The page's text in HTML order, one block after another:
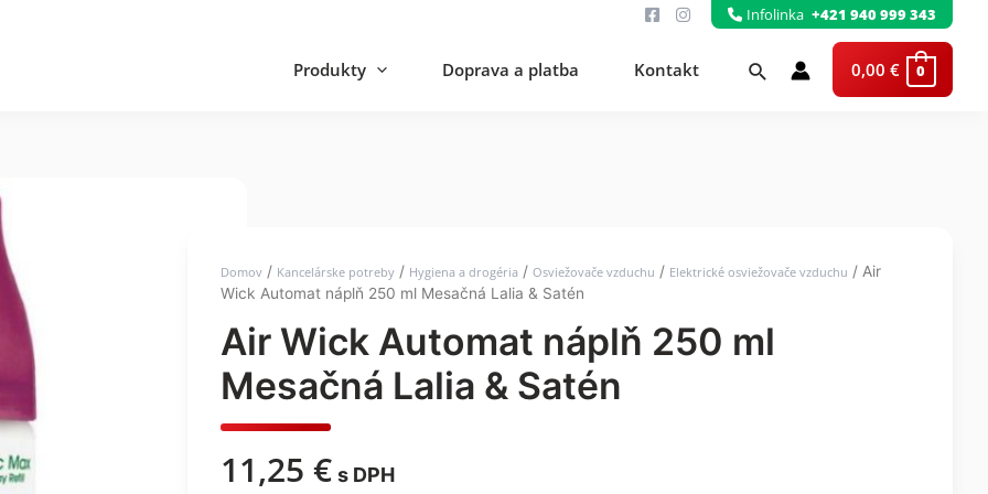
Infolinka +421 940 999 343
Produkty Doprava a platba Kontakt Hľadať 0,00 € 0
Domov / Kancelárske potreby / Hygiena a drogéria /Osviežovače vzduchu / Elektrické osviežovače vzduchu / Air
Wick Automat náplň 250 ml Mesačná Lalia & Satén
Air Wick Automat náplň 250 ml
Mesačná Lalia & Satén
11,25€ s DPH